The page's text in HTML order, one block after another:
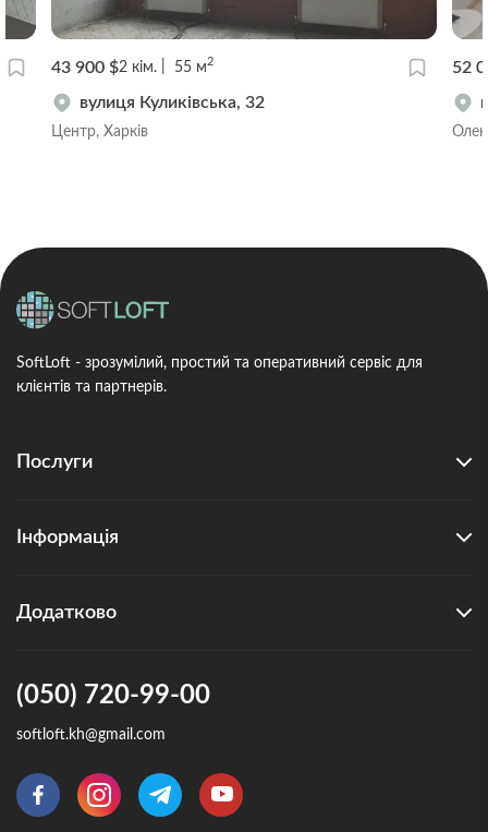
43 900 $2 кім. 55 м2
вулиця Куликівська, 32
Центр, Харків
52
SoftLoft - зрозумілий, простий та оперативний сервіс для
клієнтів та партнерів.
Послуги
Інформація
Додатково
(050) 720-99-00
softloft.kh@gmail.com